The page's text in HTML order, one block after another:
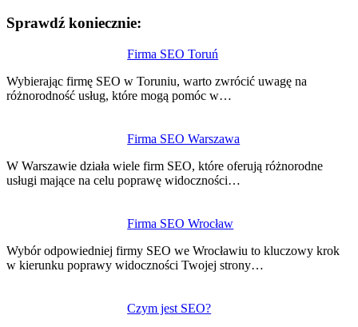
Sprawdź koniecznie:
Firma SEO Toruń
Wybierając firmę SEO w Toruniu, warto zwrócić uwagę na
różnorodność usług, które mogą pomóc w…
Firma SEO Warszawa
W Warszawie działa wiele firm SEO, które oferują różnorodne
usługi mające na celu poprawę widoczności…
Firma SEO Wrocław
Wybór odpowiedniej firmy SEO we Wrocławiu to kluczowy krok
w kierunku poprawy widoczności Twojej strony…
Czym jest SEO?
wpisu